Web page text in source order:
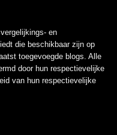
en
die beschikbaar zijn op
toegevoegde blogs. Alle
door hun respectievelijke
van hun respectievelijke